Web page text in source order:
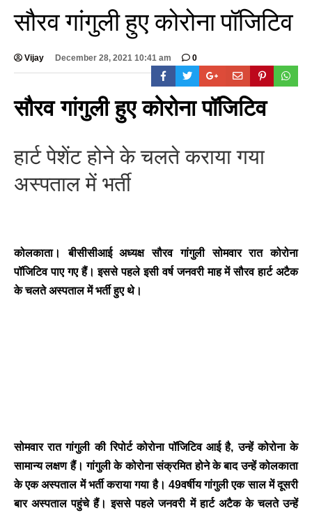
सौरव गांगुली हुए कोरोना पॉजिटिव
Vijay December 28, 2021 10:41 am 0
सौरव गांगुली हुए कोरोना पॉजिटिव
हार्ट पेशेंट होने के चलते कराया गया
अस्पताल में भर्ती
कोलकाता।बीसीसीआई अध्यक्ष सौरव गांगुली सोमवार रात कोरोना
पॉजिटिव पाए गए हैं। इससे पहले इसी वर्ष जनवरी माह में सौरव हार्ट अटैक
के चलते अस्पताल में भर्ती हुए थे।
सोमवार रात गांगुली की रिपोर्ट कोरोना पॉजिटिव आई है, उन्हें कोरोना के
सामान्य लक्षण हैं। गांगुली के कोरोना संक्रमित होने के बाद उन्हें कोलकाता
के एक अस्पताल में भर्ती कराया गया है। 49वर्षीय गांगुली एक साल में दूसरी
बार अस्पताल पहुंचे हैं। इससे पहले जनवरी में हार्ट अटैक के चलते उन्हें
का संदेश: ब्रिक्स सम्मेलन में
छोटे उद्योगों, स्टार्टअप और
रोजगार बढ़ाने पर सहमति
Vijay - August 6, 2026